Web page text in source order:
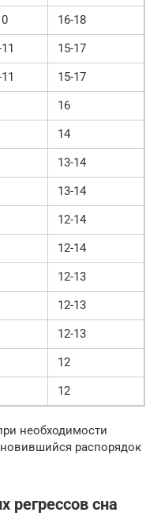
16-18
15-17
15-17
16
14
13-14
13-14
12-14
12-14
12-13
12-13
12-13
12
12
необходимости
распорядок
регрессов сна